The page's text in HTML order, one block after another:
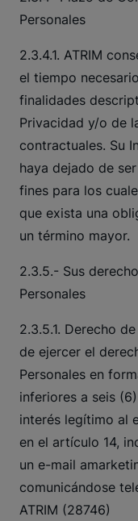
Personales
2.3.4.1. ATRIM
el tiempo
finalidades
Privacidad y/o de
contractuales. Su
haya dejado de
fines para los
que exista una
un término mayor.
2.3.5.- Sus
Personales
2.3.5.1. Derecho
de ejercer el
Personales en
inferiores a seis
interés legítimo al
en el artículo 14,
un e-mail
comunicándose
ATRIM (28746)